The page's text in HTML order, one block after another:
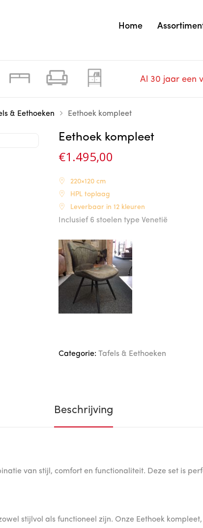
Home
Al 30 jaar een
& Eethoeken Eethoek kompleet
Eethoek kompleet
€1.495,00
220×120 cm
HPL toplaag
Leverbaar in 12 kleuren
Inclusief 6 stoelen type Venetië
Categorie: Tafels & Eethoeken
Beschrijving
van stijl, comfort en functionaliteit. Deze set is
stijlvol als functioneel zijn. Onze Eethoek